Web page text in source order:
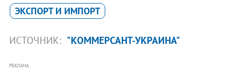
ЭКСПОРТ И ИМПОРТ
ИСТОЧНИК: "КОММЕРСАНТ-УКРАИНА"
РЕКЛАМА